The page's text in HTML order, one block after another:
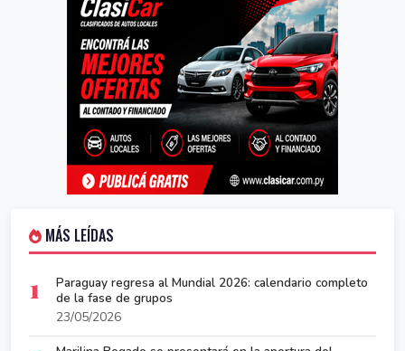
MÁS LEÍDAS
1
Paraguay regresa al Mundial 2026: calendario completo
de la fase de grupos
23/05/2026